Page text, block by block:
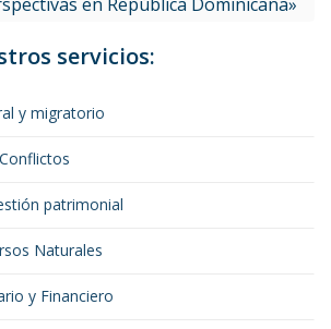
servicios:
y migratorio
patrimonial
Naturales
y Financiero